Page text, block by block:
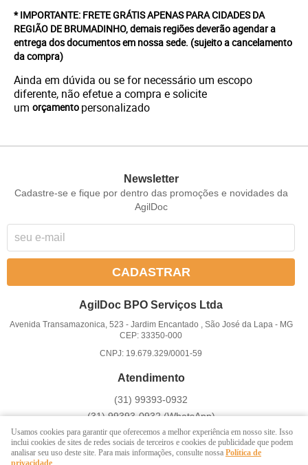
* IMPORTANTE: FRETE GRÁTIS APENAS PARA CIDADES DA
REGIÃO DE BRUMADINHO, demais regiões deverão agendar a
entrega dos documentos em nossa sede. (sujeito a cancelamento
da compra)
Ainda em dúvida ou se for necessário um escopo
diferente, não efetue a compra e solicite
um orçamento personalizado
Newsletter
Cadastre-se e fique por dentro das promoções e novidades da
AgilDoc
CADASTRAR
AgilDoc BPO Serviços Ltda
Avenida Transamazonica, 523 - Jardim Encantado , São José da Lapa- MG
CEP: 33350-000
CNPJ: 19.679.329/0001-59
Atendimento
(31) 99393-0932
(31)99393-0932(WhatsApp)
Atendemos somente em dias úteis de Segunda à Sexta-feira das
8 ás 17h
Usamos cookies para garantir que oferecemos a melhor experiência em nosso site. Isso
inclui cookies de sites de redes sociais de terceiros e cookies de publicidade que podem
analisar seu uso deste site. Para mais informações, consulte nossa Política de
privacidade